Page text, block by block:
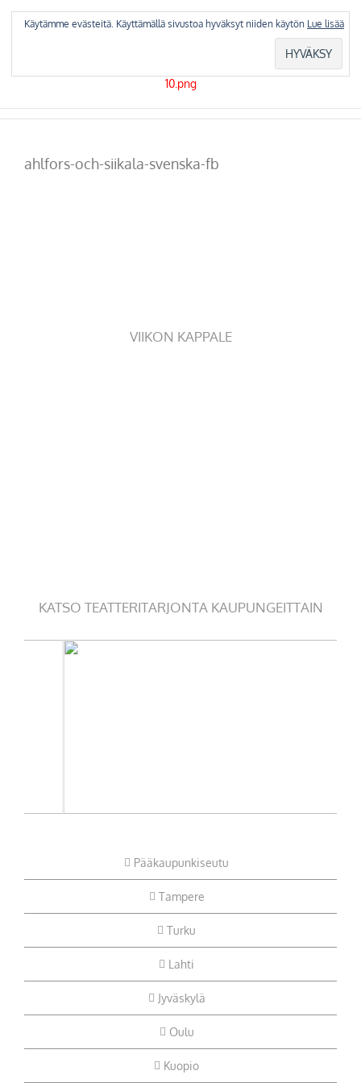
ahlfors-och-siikala-svenska-fb
VIIKON KAPPALE
KATSO TEATTERITARJONTA KAUPUNGEITTAIN
Pääkaupunkiseutu
Tampere
Turku
Lahti
Jyväskylä
Oulu
Kuopio
Käytämme evästeitä. Käyttämällä sivustoa hyväksyt niiden käytön Lue lisää